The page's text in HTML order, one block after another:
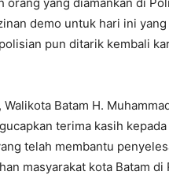
demo untuk hari ini
pun ditarik kembali
Batam H.
terima kasih
telah membantu
masyarakat kota Batam di